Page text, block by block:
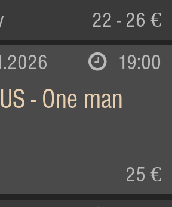
22 - 26 €
19:00
- One man
25 €